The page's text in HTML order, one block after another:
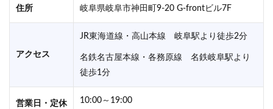
住所 岐阜県岐阜市神田町9-20 G-frontビル7F
アクセス
JR東海道線・高山本線 岐阜駅より徒歩2分
名鉄名古屋本線・各務原線 名鉄岐阜駅より
徒歩1分
営業日・定休
10:00～19:00